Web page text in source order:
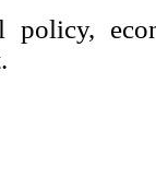
policy,